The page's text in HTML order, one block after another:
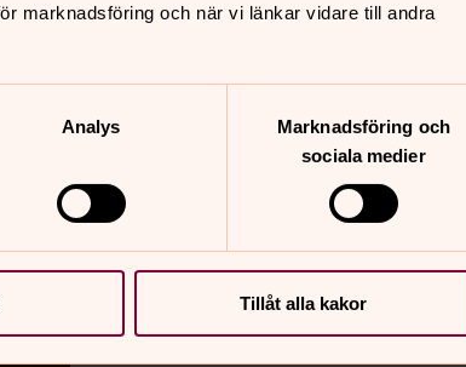
marknadsföring och när vi länkar vidare till andra
Analys
Marknadsföring och
sociala medier
Tillåt alla kakor